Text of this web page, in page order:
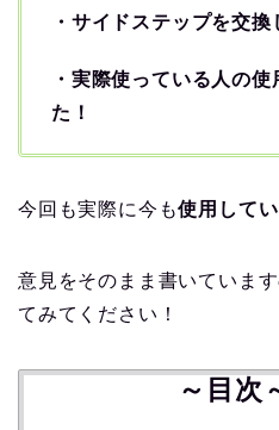
・サイドステップを交換
・実際使っている人の
た！
今回も実際に今も使用して
意見をそのまま書いていま
てみてください！
～目次